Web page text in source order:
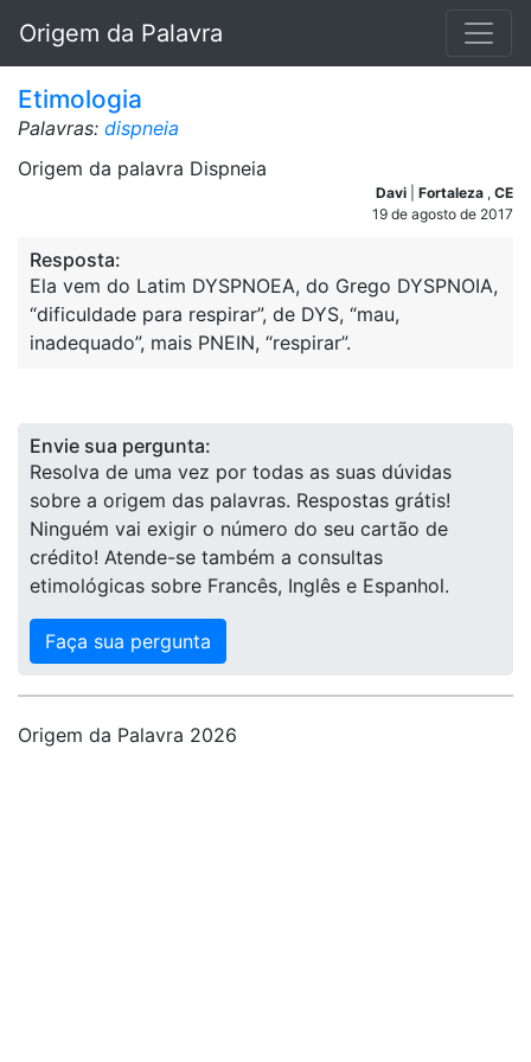
Origem da Palavra
Etimologia
Palavras: dispneia
Origem da palavra Dispneia
Davi Fortaleza , CE
19 de agosto de 2017
Resposta:
Ela vem do Latim DYSPNOEA, do Grego DYSPNOIA,
“dificuldade para respirar”, de DYS, “mau,
inadequado”, mais PNEIN, “respirar”.
Envie sua pergunta:
Resolva de uma vez por todas as suas dúvidas
sobre a origem das palavras. Respostas grátis!
Ninguém vai exigir o número do seu cartão de
crédito! Atende-se também a consultas
etimológicas sobre Francês, Inglês e Espanhol.
Faça sua pergunta
Origem da Palavra 2026